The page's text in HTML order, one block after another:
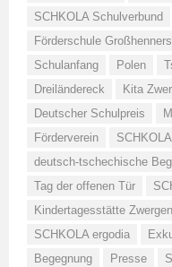
SCHKOLA Schulverbund
Förderschule
Schulanfang
Polen
Dreiländereck
Kita
Deutscher Schulpreis
Förderverein
deutsch-tschechische
Tag der offenen Tür
Kindertagesstätte
SCHKOLA ergodia
Begegnung
Presse